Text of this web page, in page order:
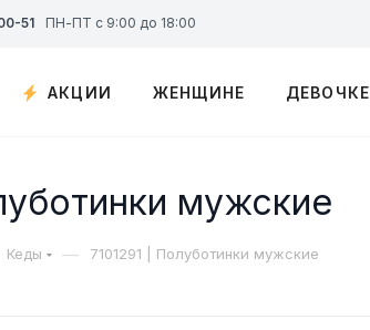
51 ПН-ПТ с 9:00 до 18:00
АКЦИИ ЖЕНЩИНЕ ДЕВОЧКЕ
мужские
Кеды — 7101291 | Полуботинки мужские